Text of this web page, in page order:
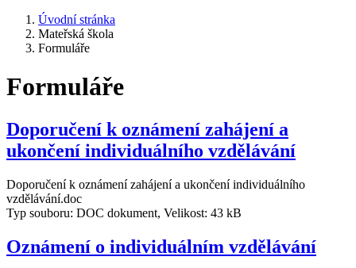
Úvodní stránka
Mateřská škola
Formuláře
Formuláře
Doporučení k oznámení zahájení a
ukončení individuálního vzdělávání
Doporučení k oznámení zahájení a ukončení individuálního
vzdělávání.doc
Typ souboru: DOC dokument, Velikost: 43 kB
Oznámení o individuálním vzdělávání